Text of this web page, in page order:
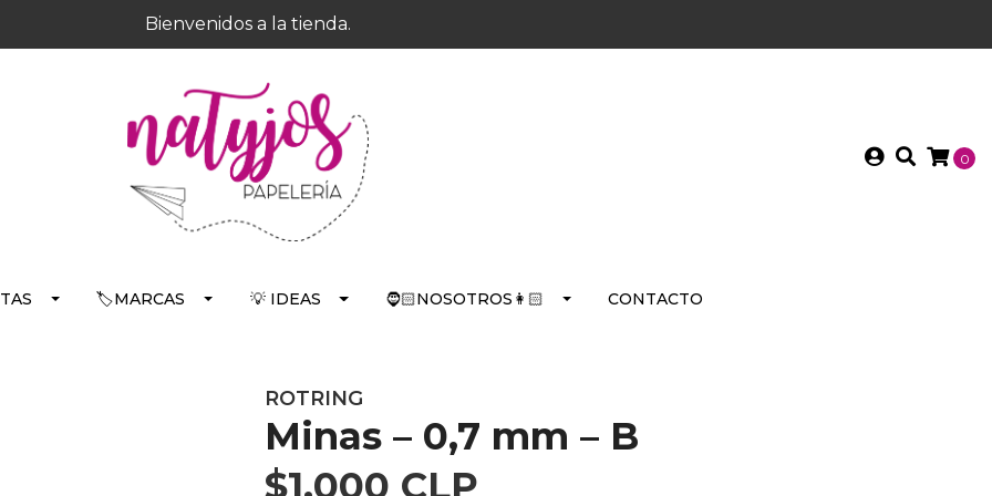
Bienvenidos a la tienda.
0
🏷️MARCAS 💡 IDEAS 🧔🏻NOSOTROS👩🏻 CONTACTO
ROTRING
Minas – 0,7 mm – B
$1.000 CLP